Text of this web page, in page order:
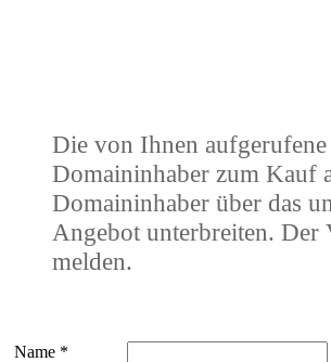
Die von Ihnen
Domaininhaber zum Kauf
Domaininhaber über das
Angebot unterbreiten.
melden.
Name *